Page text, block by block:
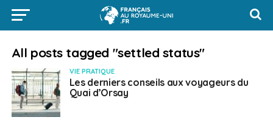
All posts tagged "settled status"
VIE PRATIQUE
Les derniers conseils aux voyageurs du
Quai d’Orsay